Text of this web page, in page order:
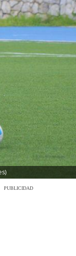
PUBLICIDAD